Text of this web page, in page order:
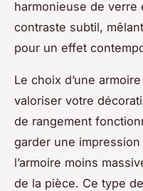
harmonieuse de verre
contraste subtil,
pour un effet
Le choix d’une
valoriser votre
de rangement
garder une
l’armoire moins
de la pièce. Ce type